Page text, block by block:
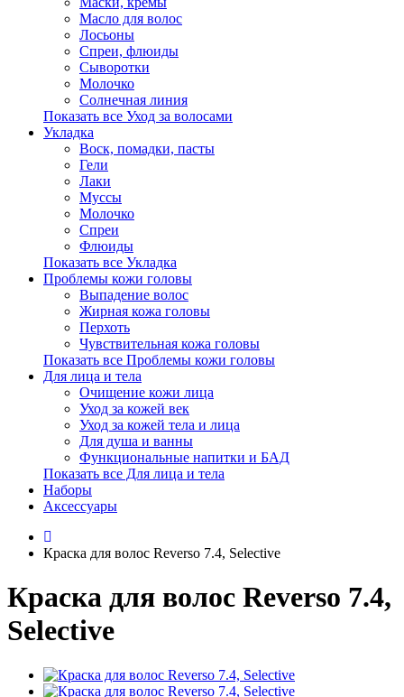
Масло для волос
Лосьоны
Спреи, флюиды
Сыворотки
Молочко
Солнечная линия
Показать все Уход за волосами
Укладка
Воск, помадки, пасты
Гели
Лаки
Муссы
Молочко
Спреи
Флюиды
Показать все Укладка
Проблемы кожи головы
Выпадение волос
Жирная кожа головы
Перхоть
Чувствительная кожа головы
Показать все Проблемы кожи головы
Для лица и тела
Очищение кожи лица
Уход за кожей век
Уход за кожей тела и лица
Для душа и ванны
Функциональные напитки и БАД
Показать все Для лица и тела
Наборы
Аксессуары
Краска для волос Reverso 7.4, Selective
Краска для волос Reverso 7.4,
Selective